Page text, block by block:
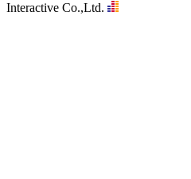
Interactive Co.,Ltd.